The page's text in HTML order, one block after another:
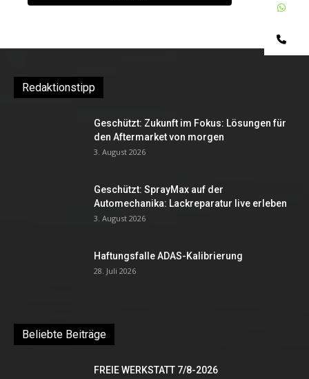
Redaktionstipp
Geschützt: Zukunft im Fokus: Lösungen für
den Aftermarket von morgen
3. August 2026
Geschützt: SprayMax auf der
Automechanika: Lackreparatur live erleben
3. August 2026
Haftungsfalle ADAS-Kalibrierung
28. Juli 2026
Beliebte Beiträge
FREIE WERKSTATT 7/8-2026